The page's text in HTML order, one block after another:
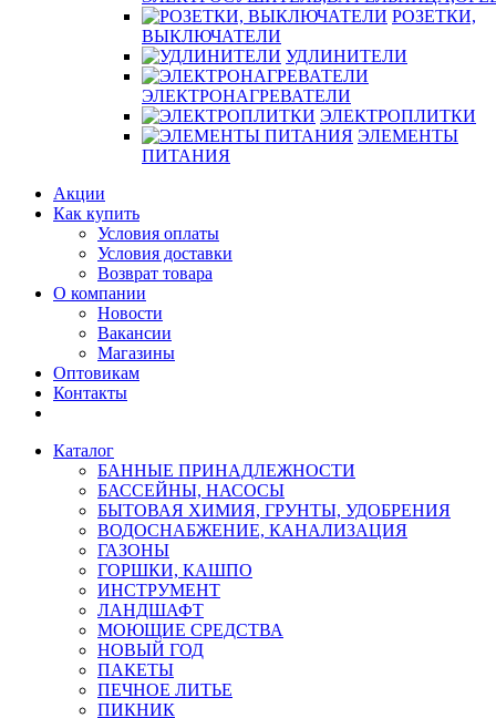
РОЗЕТКИ,
ВЫКЛЮЧАТЕЛИ
УДЛИНИТЕЛИ
ЭЛЕКТРОНАГРЕВАТЕЛИ
ЭЛЕКТРОПЛИТКИ
ЭЛЕМЕНТЫ
ПИТАНИЯ
Акции
Как купить
Условия оплаты
Условия доставки
Возврат товара
О компании
Новости
Вакансии
Магазины
Оптовикам
Контакты
Каталог
БАННЫЕ ПРИНАДЛЕЖНОСТИ
БАССЕЙНЫ, НАСОСЫ
БЫТОВАЯ ХИМИЯ, ГРУНТЫ, УДОБРЕНИЯ
ВОДОСНАБЖЕНИЕ, КАНАЛИЗАЦИЯ
ГАЗОНЫ
ГОРШКИ, КАШПО
ИНСТРУМЕНТ
ЛАНДШАФТ
МОЮЩИЕ СРЕДСТВА
НОВЫЙ ГОД
ПАКЕТЫ
ПЕЧНОЕ ЛИТЬЕ
ПИКНИК